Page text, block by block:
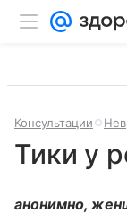
Консультации
Тики у
анонимно,